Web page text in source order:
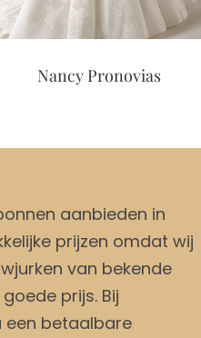
Nancy Pronovias
aanbieden in
prijzen omdat wij
van bekende
prijs. Bij
een betaalbare